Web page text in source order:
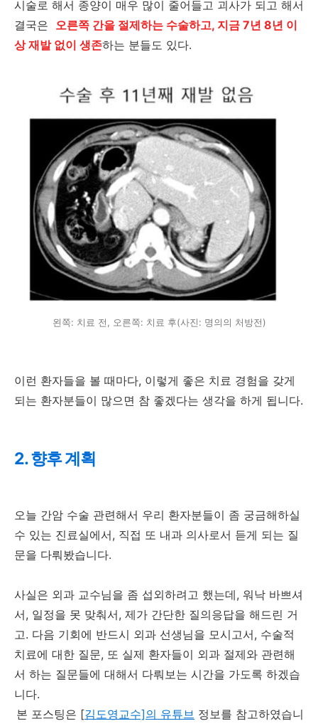
시술로 해서 종양이 매우 많이 줄어들고 괴사가 되고 해서
결국은 오른쪽 간을 절제하는 수술하고, 지금 7년 8년 이
상 재발 없이 생존하는 분들도 있다.
왼쪽: 치료 전, 오른쪽: 치료 후(사진: 명의의 처방전)
이런 환자들을 볼 때마다, 이렇게 좋은 치료 경험을 갖게
되는 환자분들이 많으면 참 좋겠다는 생각을 하게 됩니다.
2. 향후 계획
오늘 간암 수술 관련해서 우리 환자분들이 좀 궁금해하실
수 있는 진료실에서, 직접 또 내과 의사로서 듣게 되는 질
문을 다뤄봤습니다.
사실은 외과 교수님을 좀 섭외하려고 했는데, 워낙 바쁘셔
서, 일정을 못 맞춰서, 제가 간단한 질의응답을 해드린 거
고. 다음 기회에 반드시 외과 선생님을 모시고서, 수술적
치료에 대한 질문, 또 실제 환자들이 외과 절제와 관련해
서 하는 질문들에 대해서 다뤄보는 시간을 가도록 하겠습
니다.
본 포스팅은 [김도영교수]의 유튜브 정보를 참고하였습니